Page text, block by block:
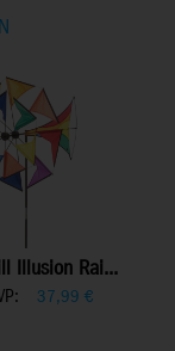
Illusion Rai...
37,99 €